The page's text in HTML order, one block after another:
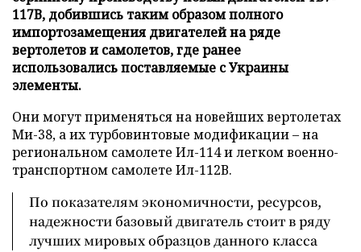
117В, добившись таким образом полного
импортозамещения двигателей на ряде
вертолетов и самолетов, где ранее
использовались поставляемые с Украины
элементы.
Они могут применяться на новейших вертолетах
Ми-38, а их турбовинтовые модификации – на
региональном самолете Ил-114 и легком военно-
транспортном самолете Ил-112В.
По показателям экономичности, ресурсов,
надежности базовый двигатель стоит в ряду
лучших мировых образцов данного класса